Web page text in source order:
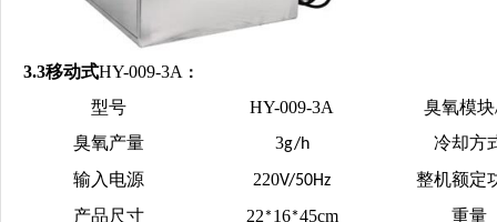
3.3移动式HY-009-3A ：
型号 HY-009-3A 臭氧模块
臭氧产量 3g/h
冷却方
输入电源
220V/50Hz
整机额定
产品尺寸
22*16*45cm 重量